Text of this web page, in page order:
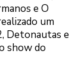
e O
um
Detonautas e
show do